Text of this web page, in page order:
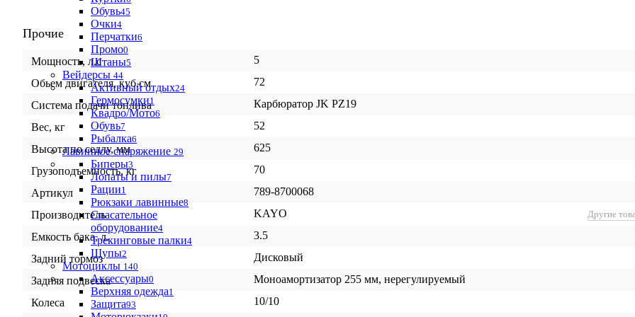
Обувь45
Очки4
Перчатки6
Промо0
Штаны5
Вейдерсы 44
Активный отдых24
Гермосумки1
Квадро/Мото6
Обувь7
Рыбалка6
Лавинное снаряжение 29
Биперы3
Лопаты и пилы7
Рации1
Рюкзаки лавинные8
Спасательное
оборудование4
Трекинговые палки4
Щупы2
Мотоциклы 140
Аксессуары0
Верхняя одежда1
Защита93
Прочие
Мощность, л.с
5
Обьем двигателя, куб.см
72
Система подачи топлива
Карбюратор JK PZ19
Вес, кг
52
Высота по седлу, мм
625
Грузоподъемность, кг
70
Артикул
789-8700068
Производитель
KAYO Другие
Емкость бака, л.
3.5
Задний тормоз
Дисковый
Задняя подвеска
Моноамортизатор 255 мм, нерегулируемый
Колеса
10/10